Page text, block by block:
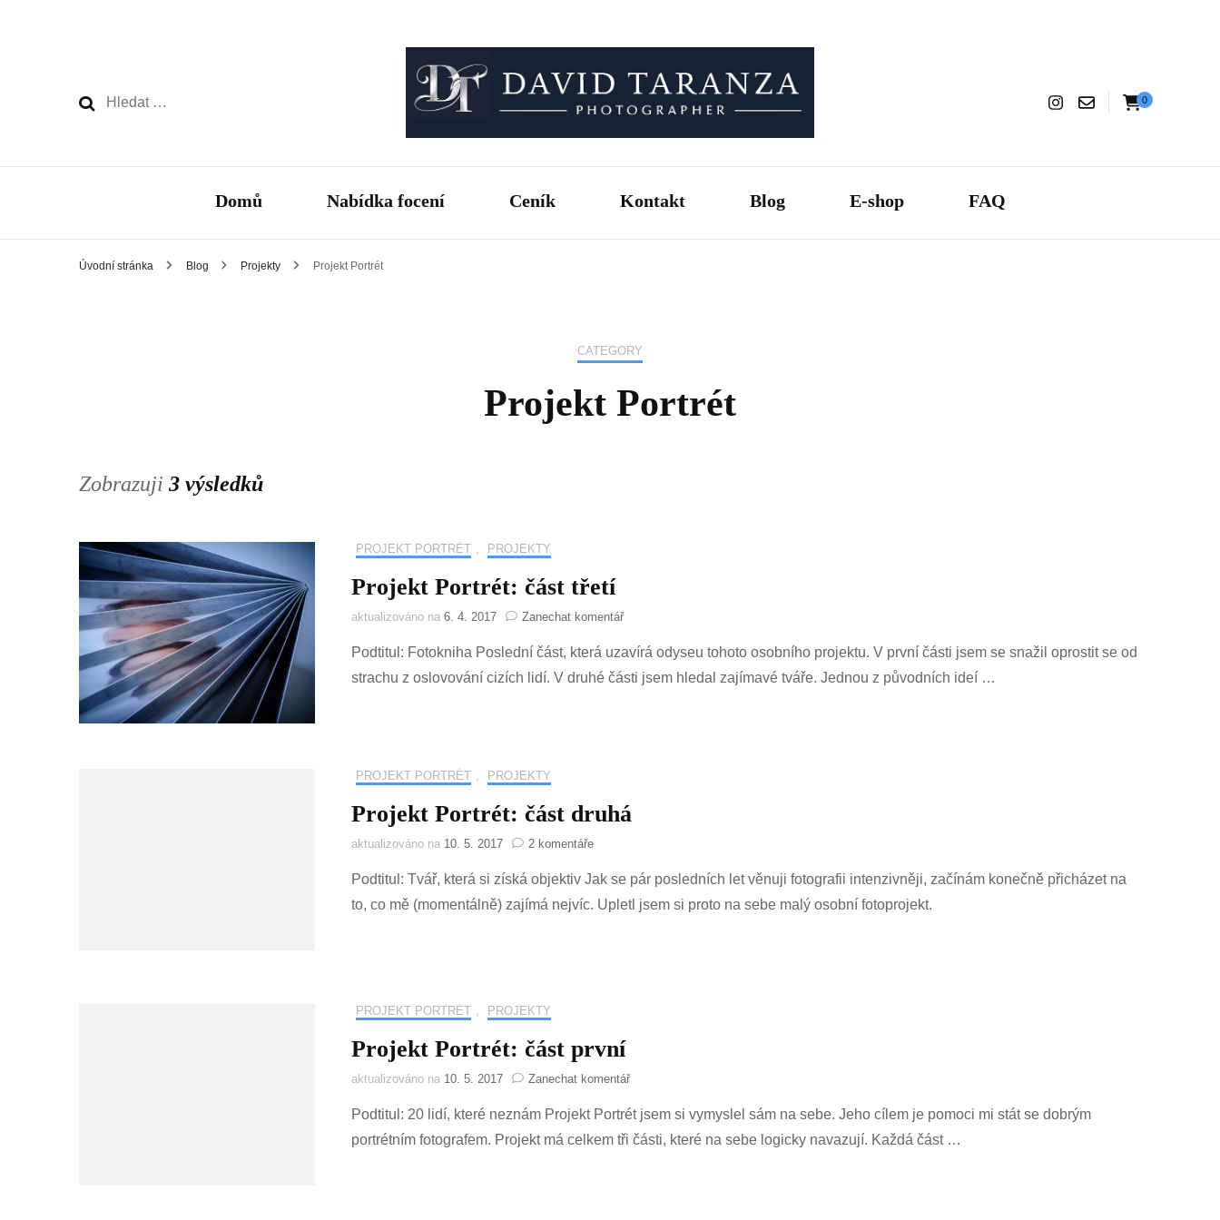
Vyhledávání
David Taranza
Fotograf pro chvíle, na kterých záleží.
0
Domů Nabídka focení Ceník Kontakt Blog E-shop FAQ
Úvodní stránka Blog Projekty Projekt Portrét
CATEGORY
Projekt Portrét
Zobrazuji 3 výsledků
PROJEKT PORTRÉT PROJEKTY
Projekt Portrét: část třetí
aktualizováno na 6. 4. 2017 Zanechat komentářna
Portrét:
část
třetí
Podtitul: Fotokniha Poslední část, která uzavírá odyseu tohoto osobního projektu. V první části jsem se snažil oprostit se od
strachu z oslovování cizích lidí. V druhé části jsem hledal zajímavé tváře. Jednou z původních ideí …
PROJEKT PORTRÉT PROJEKTY
Projekt Portrét: část druhá
aktualizováno na 10. 5. 2017 2 komentářeu
s
názvem
Projekt
Podtitul: Tvář, která si získá objektiv Jak se pár posledních let věnuji fotografii intenzivněji, začínám konečně přicházet na
to, co mě (momentálně) zajímá nejvíc. Upletl jsem si proto na sebe malý osobní fotoprojekt.
PROJEKT PORTRÉT PROJEKTY
Projekt Portrét: část první
aktualizováno na 10. 5. 2017 Zanechat komentářna
Portrét:
část
Podtitul: 20 lidí, které neznám Projekt Portrét jsem si vymyslel sám na sebe. Jeho cílem je pomoci mi stát se dobrým
portrétním fotografem. Projekt má celkem tři části, které na sebe logicky navazují. Každá část …